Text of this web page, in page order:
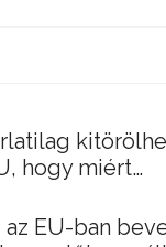
hogy miért…
az EU-ban